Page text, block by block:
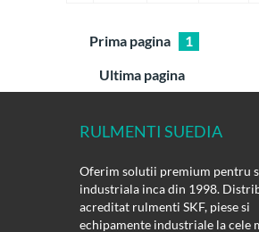
Prima pagina
1
Ultima pagina
RULMENTI SUEDIA
Oferim solutii premium pentru
industriala inca din 1998.
acreditat rulmenti SKF, piese si
echipamente industriale la cele